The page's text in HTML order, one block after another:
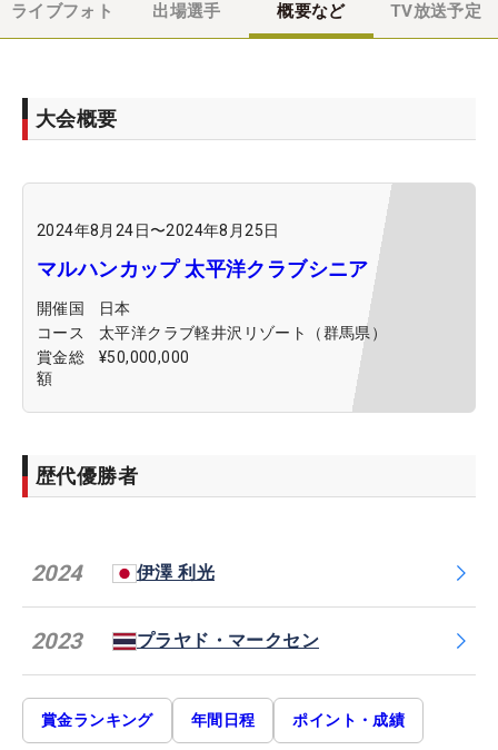
ライブフォト 出場選手 概要など TV放送予定
大会概要
2024年8月24日〜2024年8月25日
マルハンカップ 太平洋クラブシニア
開催国
日本
コース
太平洋クラブ軽井沢リゾート（群馬県）
賞金総
額
¥50,000,000
歴代優勝者
2024 伊澤 利光
2023 プラヤド・マークセン
賞金ランキング 年間日程 ポイント・成績